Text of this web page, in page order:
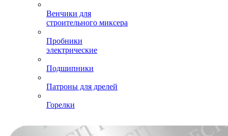
Венчики для
строительного миксера
Пробники
электрические
Подшипники
Патроны для дрелей
Горелки